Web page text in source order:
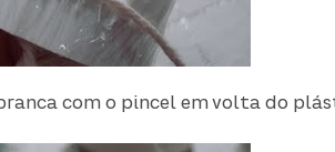
com o pincel em volta do